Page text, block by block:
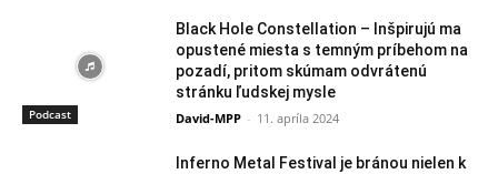
Podcast
Black Hole Constellation – Inšpirujú ma
opustené miesta s temným príbehom na
pozadí, pritom skúmam odvrátenú
stránku ľudskej mysle
David-MPP - 11. apríla 2024
Inferno Metal Festival je bránou nielen k